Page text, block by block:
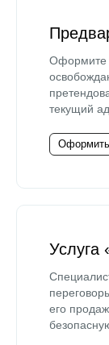
Оформите
текущий
Оформить
Услуга
его